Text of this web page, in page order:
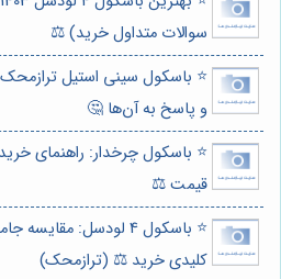
سوالات متداول خرید) ⚖️
⭐️ باسکول سینی استیل
و پاسخ به آن‌ها 🤔
⭐️ باسکول چرخدار: راهنمای
قیمت ⚖️
⭐️ باسکول 4 لودسل:
کلیدی خرید ⚖️ (ترازمحک)